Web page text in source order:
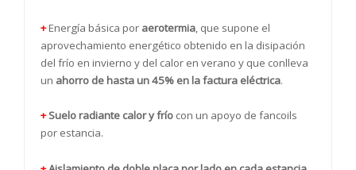
+Energía básica por aerotermia , que supone el
aprovechamiento energético obtenido en la disipación
del frío en invierno y del calor en verano y que conlleva
un ahorro de hasta un 45% en la factura eléctrica.
+Suelo radiante calor y frío con un apoyo de fancoils
por estancia.